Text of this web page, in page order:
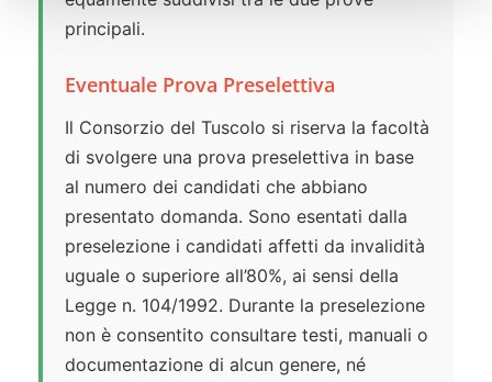
principali.
Eventuale Prova Preselettiva
Il Consorzio del Tuscolo si riserva la facoltà
di svolgere una prova preselettiva in base
al numero dei candidati che abbiano
presentato domanda. Sono esentati dalla
preselezione i candidati affetti da invalidità
uguale o superiore all’80%, ai sensi della
Legge n. 104/1992. Durante la preselezione
non è consentito consultare testi, manuali o
documentazione di alcun genere, né